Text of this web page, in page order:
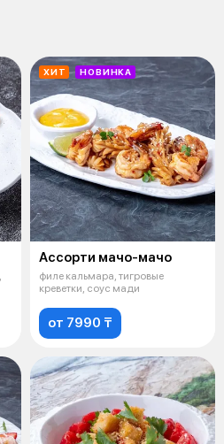
ХИТ НОВИНКА
Ассорти мачо-мачо
филе кальмара, тигровые
креветки, соус мади
от 7990 ₸